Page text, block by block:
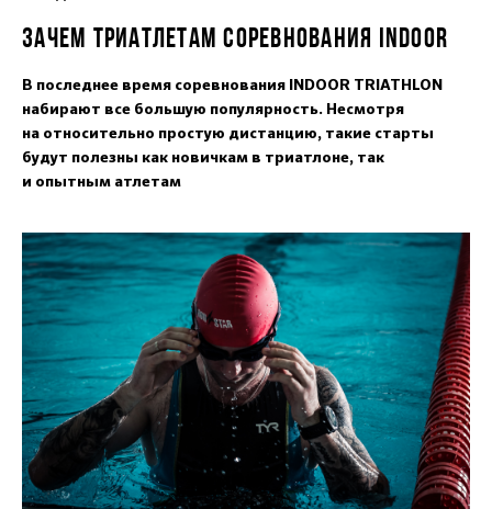
ЗАЧЕМ ТРИАТЛЕТАМ СОРЕВНОВАНИЯ INDOOR
В последнее время соревнования INDOOR TRIATHLON
набирают все большую популярность. Несмотря
на относительно простую дистанцию, такие старты
будут полезны как новичкам в триатлоне, так
и опытным атлетам